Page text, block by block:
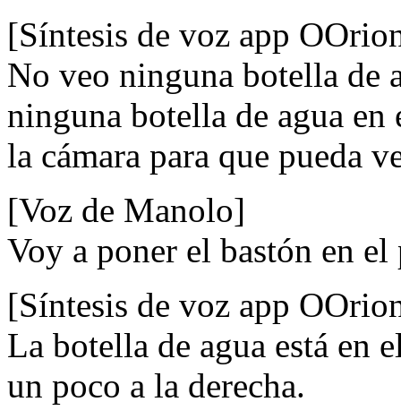
[Síntesis de voz app
No veo ninguna botella de
ninguna botella de agua
la cámara para que pueda
[Voz de Manolo]
Voy a poner el bastón en
[Síntesis de voz app
La botella de agua está en
un poco a la derecha.